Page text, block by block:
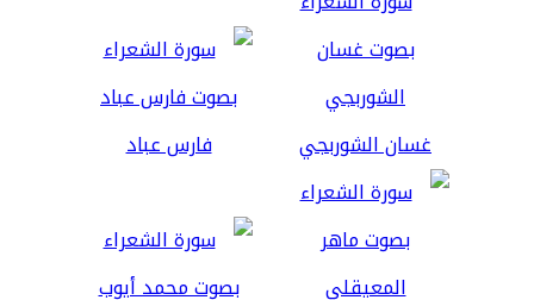
غسان الشوربجي فارس عباد